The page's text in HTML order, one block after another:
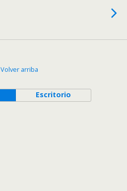
Volver arriba
Escritorio